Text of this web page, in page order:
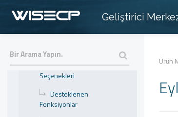
Geliştirici
Parametreler
Ürün Yapılandırma
Seçenekleri
Desteklenen
Fonksiyonlar
Ürün